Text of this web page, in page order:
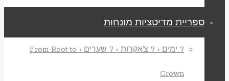
ספריית מדיטציות מונחות
7 ימים • 7 צ’אקרות • 7 שערים • From Root to
Crown